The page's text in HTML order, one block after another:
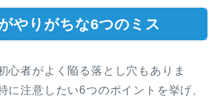
やりがちな6つのミス
心者がよく陥る落とし穴もありま
に注意したい6つのポイントを挙げ、